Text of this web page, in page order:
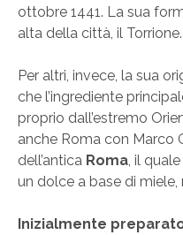
ottobre 1441. La sua
alta della città, il Torrione.
Per altri, invece, la sua
che l’ingrediente
proprio dall’estremo
anche Roma con Marco
dell’antica Roma, il
un dolce a base di miele,
Inizialmente